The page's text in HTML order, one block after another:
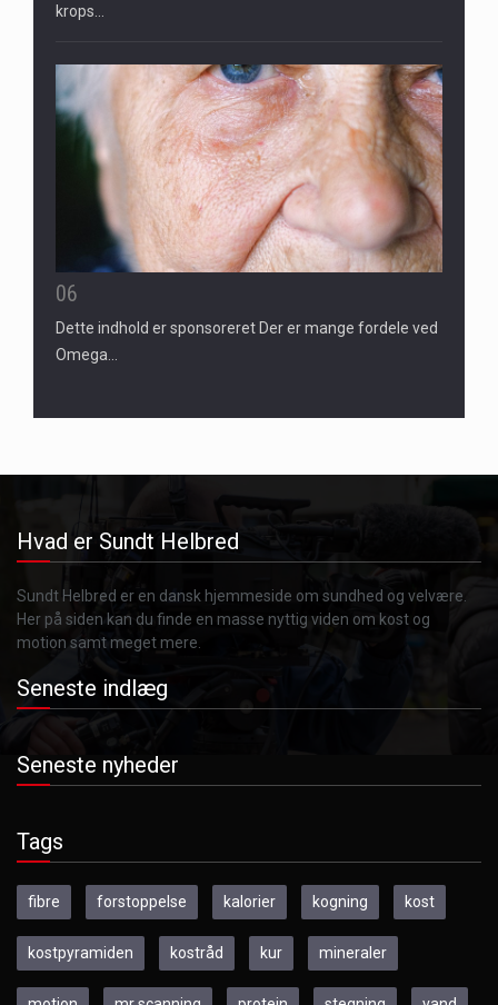
krops…
06
Dette indhold er sponsoreret Der er mange fordele ved
Omega…
Hvad er Sundt Helbred
Sundt Helbred er en dansk hjemmeside om sundhed og velvære.
Her på siden kan du finde en masse nyttig viden om kost og
motion samt meget mere.
Seneste indlæg
Seneste nyheder
Tags
fibre forstoppelse kalorier kogning kost
kostpyramiden kostråd kur mineraler